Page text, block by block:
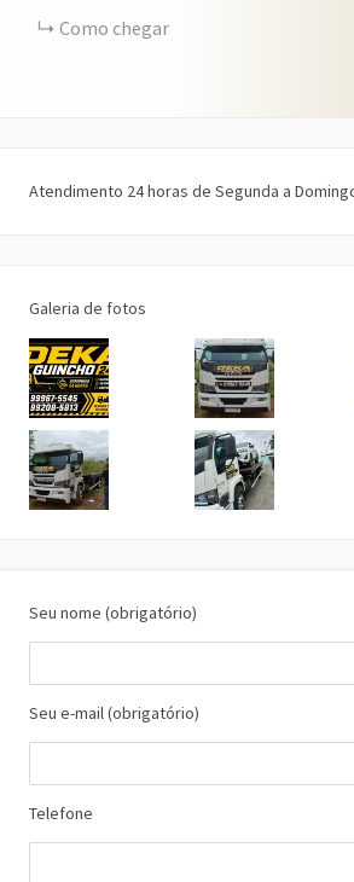
Como chegar
Atendimento 24 horas de Segunda a
Galeria de fotos
Seu nome (obrigatório)
Seu e-mail (obrigatório)
Telefone